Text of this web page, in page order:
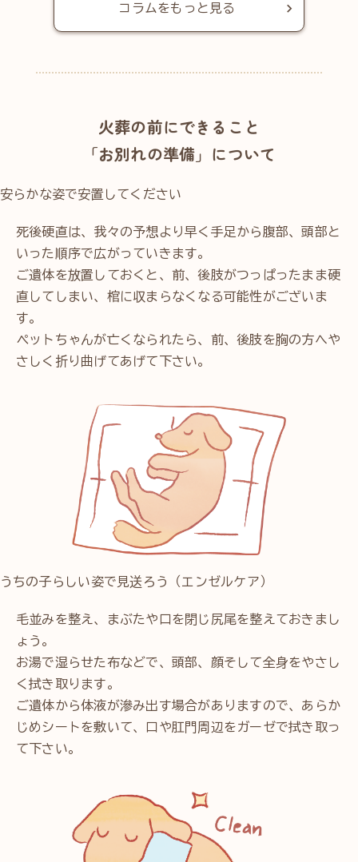
コラムをもっと見る
火葬の前にできること
「お別れの準備」について
安らかな姿で安置してください
死後硬直は、我々の予想より早く手足から腹部、頭部と
いった順序で広がっていきます。
ご遺体を放置しておくと、前、後肢がつっぱったまま硬
直してしまい、棺に収まらなくなる可能性がございま
す。
ペットちゃんが亡くなられたら、前、後肢を胸の方へや
さしく折り曲げてあげて下さい。
うちの子らしい姿で見送ろう（エンゼルケア）
毛並みを整え、まぶたや口を閉じ尻尾を整えておきまし
ょう。
お湯で湿らせた布などで、頭部、顔そして全身をやさし
く拭き取ります。
ご遺体から体液が滲み出す場合がありますので、あらか
じめシートを敷いて、口や肛門周辺をガーゼで拭き取っ
て下さい。